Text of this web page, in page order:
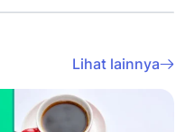
Lihat lainnya